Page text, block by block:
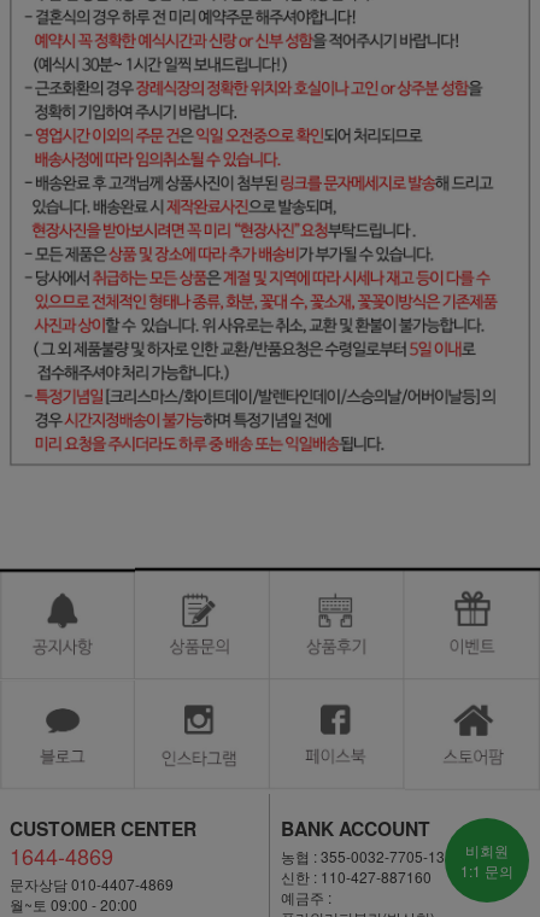
CUSTOMER CENTER
1644-4869
문자상담 010-4407-4869
월~토 09:00 - 20:00
BANK ACCOUNT
농협 : 355-0032-7705-13
신한 : 110-427-887160
예금주 :
비회원
1:1 문의